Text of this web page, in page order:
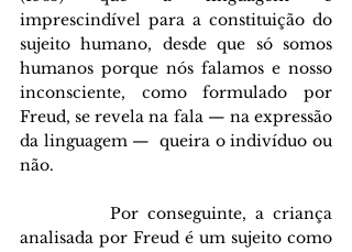
imprescindível para a constituição do
sujeito humano, desde que só somos
humanos porque nós falamos e nosso
inconsciente, como formulado por
Freud, se revela na fala — na expressão
da linguagem —  queira o indivíduo ou
não.
analisada por Freud é um sujeito como